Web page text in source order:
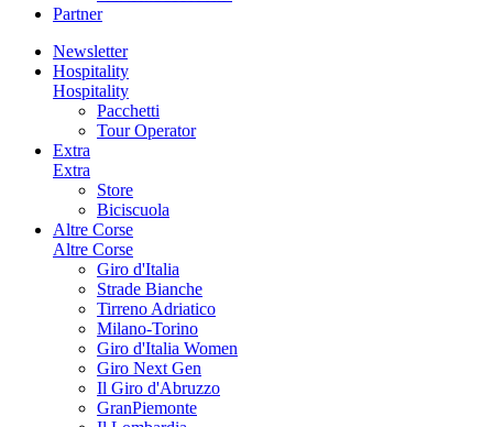
Partner
Newsletter
Hospitality
Hospitality
Pacchetti
Tour Operator
Extra
Extra
Store
Biciscuola
Altre Corse
Altre Corse
Giro d'Italia
Strade Bianche
Tirreno Adriatico
Milano-Torino
Giro d'Italia Women
Giro Next Gen
Il Giro d'Abruzzo
GranPiemonte